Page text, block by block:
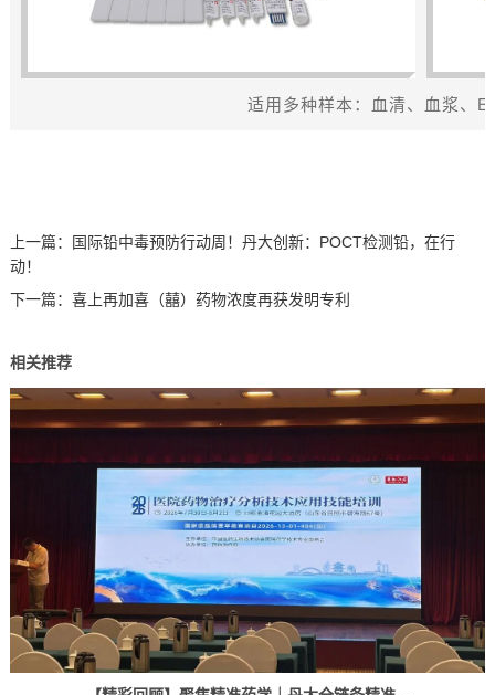
适用 多种样本： 血清、 血 浆、 E
上一篇：
国际铅中毒预防行动周！丹大创新：POCT检测铅，在行
动！
下一篇： 喜上再加喜（囍）药物浓度再获发明专利
相关推荐